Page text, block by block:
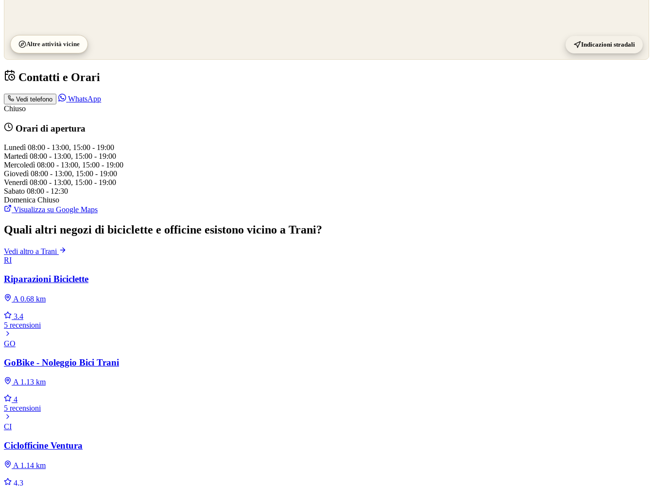
Altre attività vicine Indicazioni stradali
Contatti e Orari
Vedi telefono
WhatsApp
Chiuso
Orari di apertura
Lunedì 08:00 - 13:00, 15:00 - 19:00
Martedì 08:00 - 13:00, 15:00 - 19:00
Mercoledì 08:00 - 13:00, 15:00 - 19:00
Giovedì 08:00 - 13:00, 15:00 - 19:00
Venerdì 08:00 - 13:00, 15:00 - 19:00
Sabato 08:00 - 12:30
Domenica Chiuso
Visualizza su Google Maps
Quali altri negozi di biciclette e officine esistono vicino a Trani?
Vedi altro a Trani
RI
Riparazioni Biciclette
A 0.68 km
3.4
5 recensioni
GO
GoBike - Noleggio Bici Trani
A 1.13 km
4
5 recensioni
CI
Ciclofficine Ventura
A 1.14 km
4.3